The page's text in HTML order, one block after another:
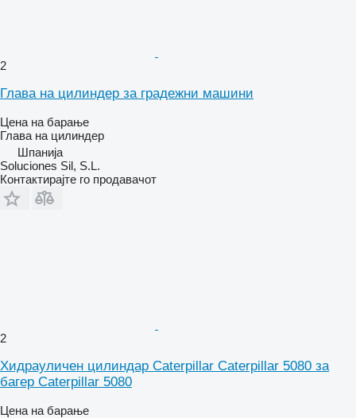
2
Глава на цилиндер за градежни машини
Цена на барање
Глава на цилиндер
Шпанија
Soluciones Sil, S.L.
Контактирајте го продавачот
2
Хидрауличен цилиндар Caterpillar Caterpillar 5080 за
багер Caterpillar 5080
Цена на барање